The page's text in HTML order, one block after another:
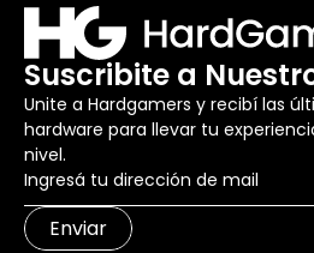
Suscribite a
Unite a Hardgamers y recibí las
hardware para llevar tu
nivel.
Enviar